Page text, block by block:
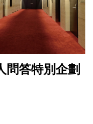
問答特別企劃